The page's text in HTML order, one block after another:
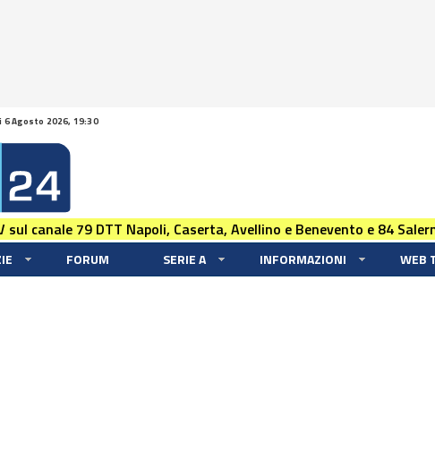
6 Agosto 2026, 19:30
sul canale 79 DTT Napoli, Caserta, Avellino e Benevento e 84
FORUM SERIE A INFORMAZIONI WEB